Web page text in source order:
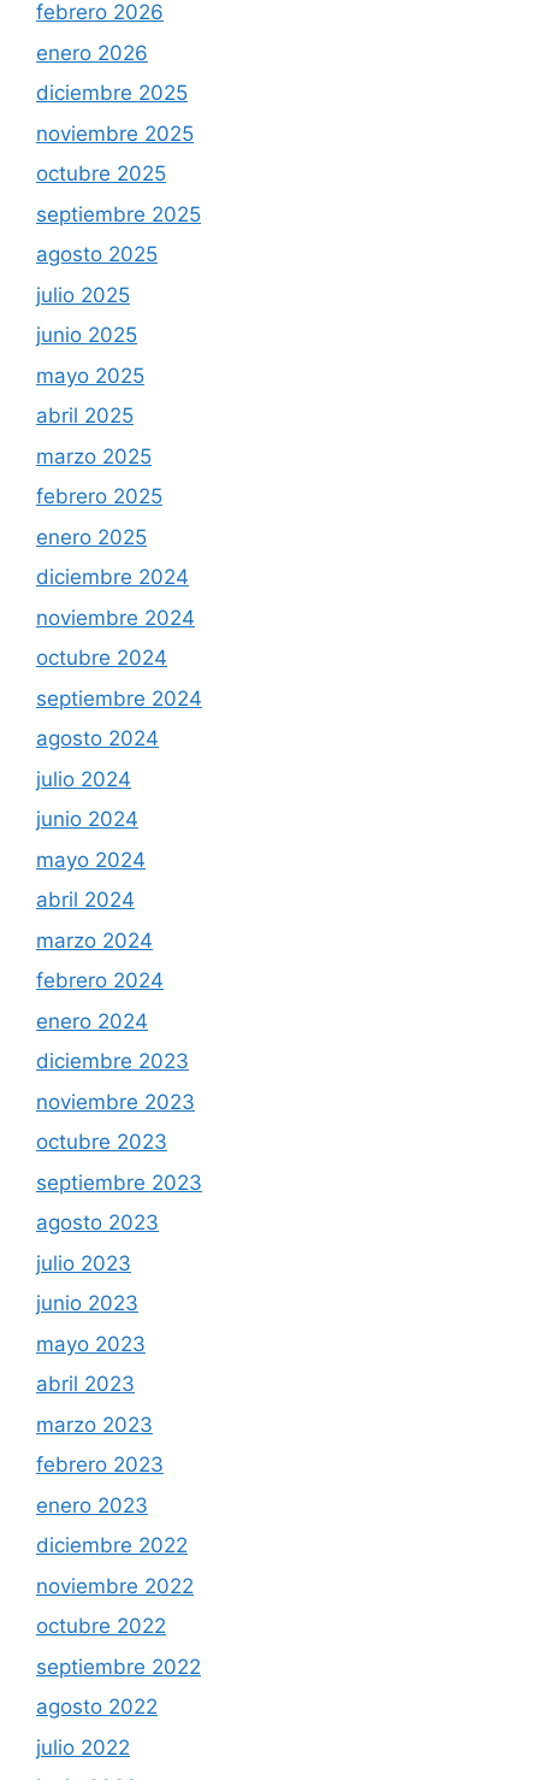
febrero 2026
enero 2026
diciembre 2025
noviembre 2025
octubre 2025
septiembre 2025
agosto 2025
julio 2025
junio 2025
mayo 2025
abril 2025
marzo 2025
febrero 2025
enero 2025
diciembre 2024
noviembre 2024
octubre 2024
septiembre 2024
agosto 2024
julio 2024
junio 2024
mayo 2024
abril 2024
marzo 2024
febrero 2024
enero 2024
diciembre 2023
noviembre 2023
octubre 2023
septiembre 2023
agosto 2023
julio 2023
junio 2023
mayo 2023
abril 2023
marzo 2023
febrero 2023
enero 2023
diciembre 2022
noviembre 2022
octubre 2022
septiembre 2022
agosto 2022
julio 2022